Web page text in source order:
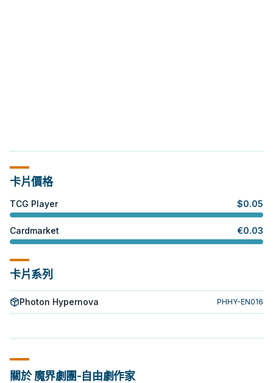
卡片價格
TCG Player $0.05
Cardmarket €0.03
卡片系列
Photon Hypernova PHHY-EN016
關於 魔界劇團-自由劇作家